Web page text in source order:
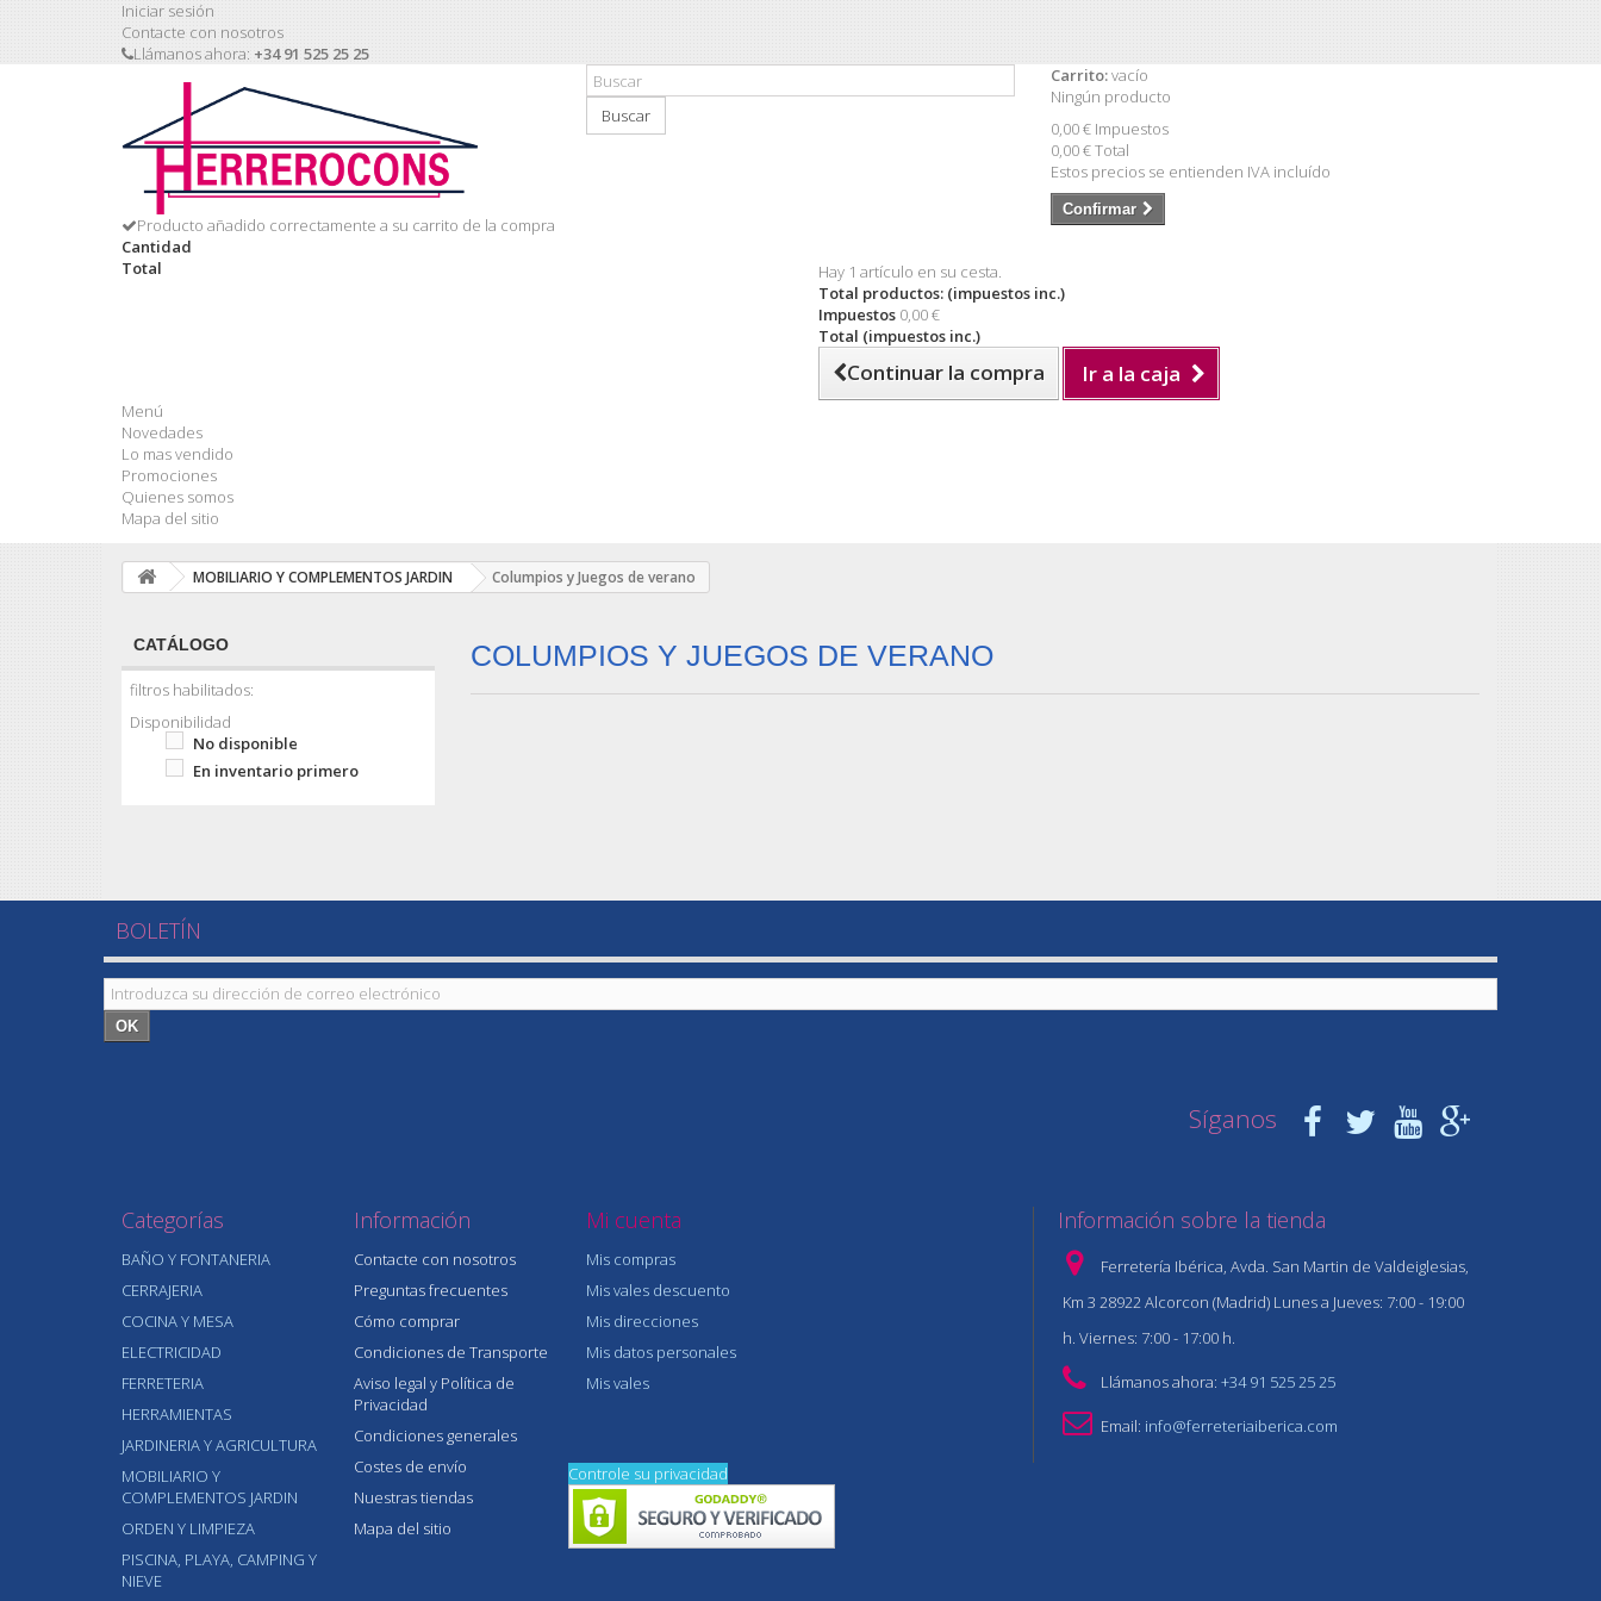
Iniciar sesión
Contacte con nosotros
Llámanos ahora: +34 91 525 25 25
Buscar
Carrito:vacío
Ningún producto
0,00 € Impuestos
0,00 €Total
Estos precios se entienden IVA incluído
Confirmar
Producto añadido correctamente a su carrito de la compra
Cantidad
Total
Hay 1 artículo en su cesta.
Total productos: (impuestos inc.)
Impuestos 0,00 €
Total (impuestos inc.)
Continuar la compra Ir a la caja
Menú
Novedades
Lo mas vendido
Promociones
Quienes somos
Mapa del sitio
MOBILIARIO Y COMPLEMENTOS JARDIN Columpios y Juegos de verano
CATÁLOGO
filtros habilitados:
Disponibilidad
No disponible
En inventario primero
COLUMPIOS Y JUEGOS DE VERANO
BOLETÍN
OK
Síganos
Categorías
BAÑO Y FONTANERIA
CERRAJERIA
COCINA Y MESA
ELECTRICIDAD
FERRETERIA
HERRAMIENTAS
JARDINERIA Y AGRICULTURA
MOBILIARIO Y
COMPLEMENTOS JARDIN
ORDEN Y LIMPIEZA
PISCINA, PLAYA, CAMPING Y
NIEVE
Información
Contacte con nosotros
Preguntas frecuentes
Cómo comprar
Condiciones de Transporte
Aviso legal y Política de
Privacidad
Condiciones generales
Costes de envío
Nuestras tiendas
Mapa del sitio
Mi cuenta
Mis compras
Mis vales descuento
Mis direcciones
Mis datos personales
Mis vales
Información sobre la tienda
Ferretería Ibérica, Avda. San Martin de Valdeiglesias,
Km 3 28922 Alcorcon (Madrid) Lunes a Jueves: 7:00 - 19:00
h. Viernes: 7:00 - 17:00 h.
Llámanos ahora: +34 91 525 25 25
Email: info@ferreteriaiberica.com
Controle su privacidad